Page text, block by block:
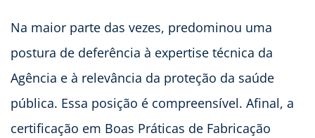
Na maior parte das vezes, predominou uma
postura de deferência à expertise técnica da
Agência e à relevância da proteção da saúde
pública. Essa posição é compreensível. Afinal, a
certificação em Boas Práticas de Fabricação